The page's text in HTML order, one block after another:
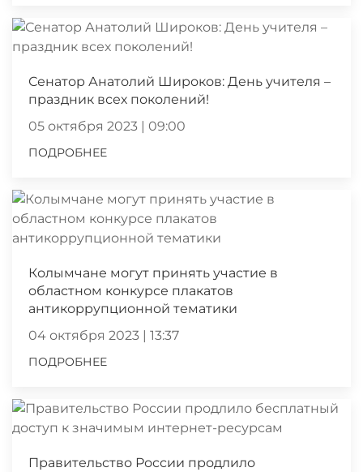
Сенатор Анатолий Широков: День учителя –
праздник всех поколений!
05 октября 2023 | 09:00
ПОДРОБНЕЕ
Колымчане могут принять участие в
областном конкурсе плакатов
антикоррупционной тематики
04 октября 2023 | 13:37
ПОДРОБНЕЕ
Правительство России продлило